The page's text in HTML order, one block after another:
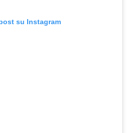
su Instagram